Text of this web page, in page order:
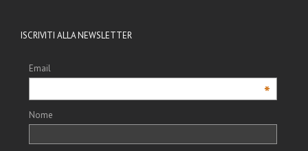
ISCRIVITI ALLA NEWSLETTER
Email
*
Nome